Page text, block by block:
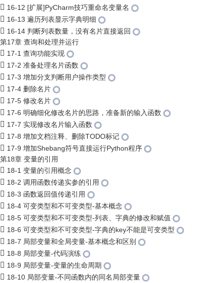
16-12 [扩展]PyCharm技巧重命名变量名
16-13 遍历列表显示字典明细
16-14 判断列表数量，没有名片直接返回
第17章 查询和处理并运行
17-1 查询功能实现
17-2 准备处理名片函数
17-3 增加分支判断用户操作类型
17-4 删除名片
17-5 修改名片
17-6 明确细化修改名片的思路，准备新的输入函数
17-7 实现修改名片输入函数
17-8 增加文档注释、删除TODO标记
17-9 增加Shebang符号直接运行Python程序
第18章 变量的引用
18-1 变量的引用概念
18-2 调用函数传递实参的引用
18-3 函数返回值传递引用
18-4 可变类型和不可变类型-基本概念
18-5 可变类型和不可变类型-列表、字典的修改和赋值
18-6 可变类型和不可变类型-字典的key不能是可变类型
18-7 局部变量和全局变量-基本概念和区别
18-8 局部变量-代码演练
18-9 局部变量-变量的生命周期
18-10 局部变量-不同函数内的同名局部变量